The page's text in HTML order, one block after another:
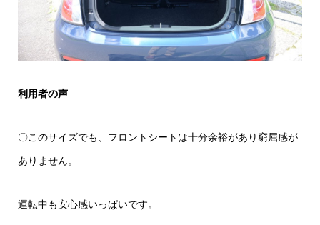
利用者の声
〇このサイズでも、フロントシートは十分余裕があり窮屈感が
ありません。
運転中も安心感いっぱいです。